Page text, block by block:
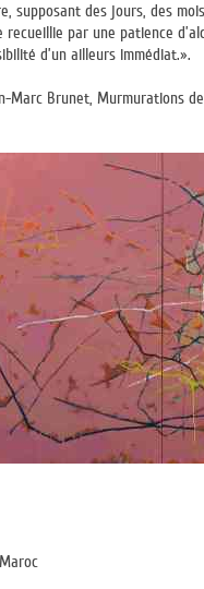
supposant des jours, des
par une patience
d’un ailleurs immédiat.».
Marc Brunet, Murmurations